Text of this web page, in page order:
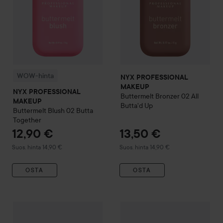
WOW-hinta
NYX PROFESSIONAL
MAKEUP
Buttermelt Blush 02 Butta
Together
12,90 €
Suos. hinta 14,90 €
Suositeltu hinta 14,90 €
OSTA
NYX PROFESSIONAL
MAKEUP
Buttermelt Bronzer 02 All
Butta'd Up
13,50 €
Suos. hinta 14,90 €
Suositeltu hinta 14,90 €
OSTA